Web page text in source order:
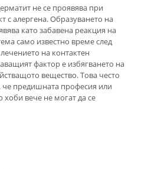
не се проявява при
с алергена. Образуването на
като забавена реакция на
само известно време след
на контактен
фактор е избягването на
вещество. Това често
че предишната професия или
вече не могат да се